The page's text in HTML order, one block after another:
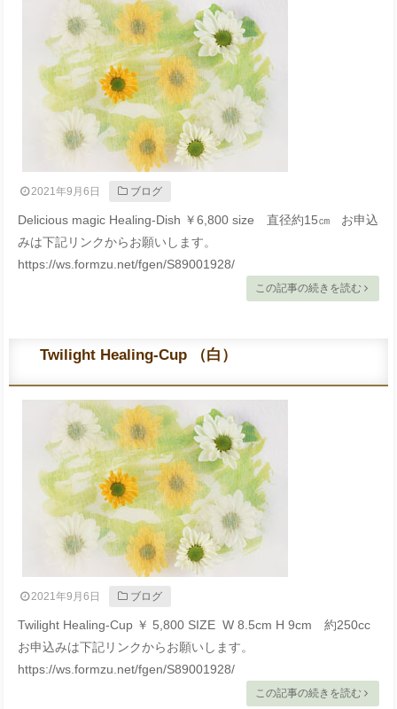
2021年9月6日 ブログ
Delicious magic Healing-Dish ￥6,800 size 直径約15㎝ お申込
みは下記リンクからお願いします。
https://ws.formzu.net/fgen/S89001928/
この記事の続きを読む
Twilight Healing-Cup （白）
2021年9月6日 ブログ
Twilight Healing-Cup ￥ 5,800 SIZE W 8.5cm H 9cm 約250cc
お申込みは下記リンクからお願いします。
https://ws.formzu.net/fgen/S89001928/
この記事の続きを読む